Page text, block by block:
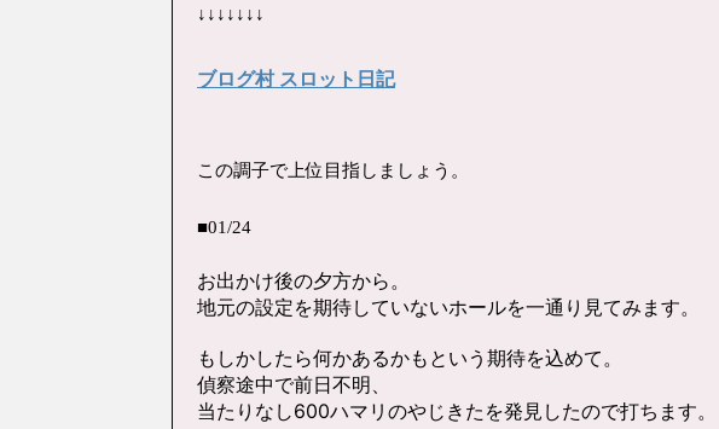
↓↓↓↓↓↓↓
ブログ村 スロット日記
この調子で上位目指しましょう。
■01/24
お出かけ後の夕方から。
地元の設定を期待していないホールを一通り見てみます。
もしかしたら何かあるかもという期待を込めて。
偵察途中で前日不明、
当たりなし600ハマリのやじきたを発見したので打ちます。